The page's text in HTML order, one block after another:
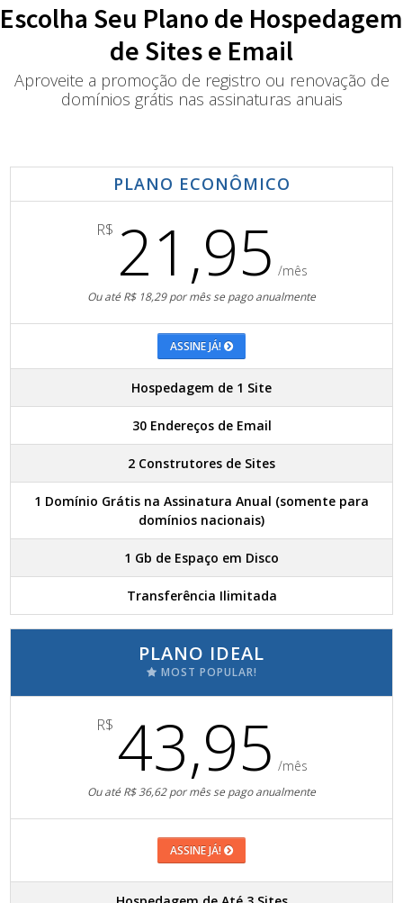
Escolha Seu Plano de Hospedagem
de Sites e Email
Aproveite a promoção de registro ou renovação de
domínios grátis nas assinaturas anuais
PLANO ECONÔMICO
R$ 21,95 /mês
Ou até R$ 18,29 por mês se pago anualmente
ASSINE JÁ!
Hospedagem de 1 Site
30 Endereços de Email
2 Construtores de Sites
1 Domínio Grátis na Assinatura Anual (somente para
domínios nacionais)
1 Gb de Espaço em Disco
Transferência Ilimitada
PLANO IDEAL
MOST POPULAR!
R$ 43,95 /mês
Ou até R$ 36,62 por mês se pago anualmente
ASSINE JÁ!